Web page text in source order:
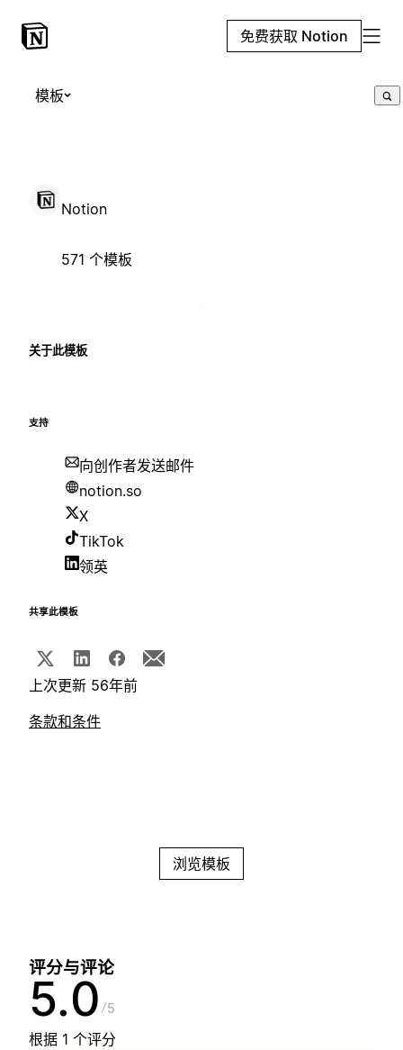
免费获取 Notion
模板
Notion
571 个模板
关于此模板
支持
向创作者发送邮件
notion.so
X
TikTok
领英
共享此模板
上次更新 56年前
条款和条件
浏览模板
评分与评论
5.0 5
根据 1 个评分